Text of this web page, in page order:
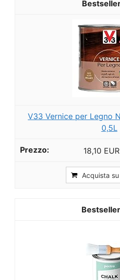
V33 Vernice per Legno
0,5L
18,10 EUR
Acquista